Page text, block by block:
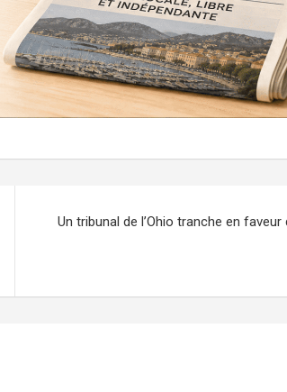
Un tribunal de l’Ohio tranche en faveur